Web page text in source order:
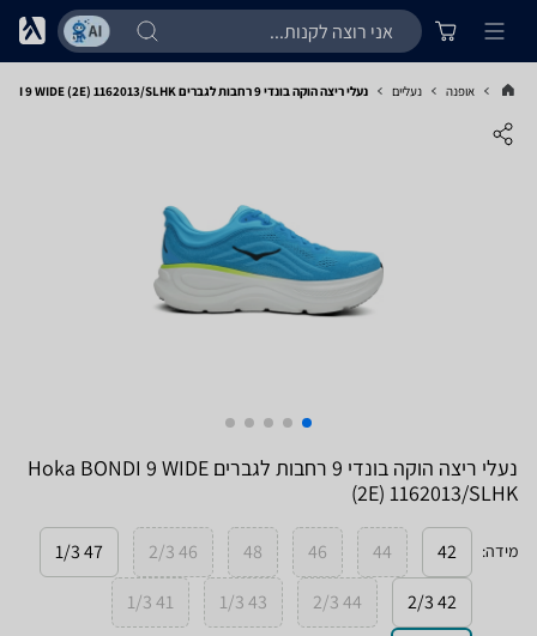
אופנה נעליים נעלי ריצה הוקה בונדי 9 רחבות לגברים Hoka BONDI 9 WIDE (2E) 1162013/SLHK
נעלי ריצה הוקה בונדי 9 רחבות לגברים Hoka BONDI 9 WIDE
(2E) 1162013/SLHK
מידה:
42
44
46
48
46 2/3
47 1/3
42 2/3
44 2/3
43 1/3
41 1/3